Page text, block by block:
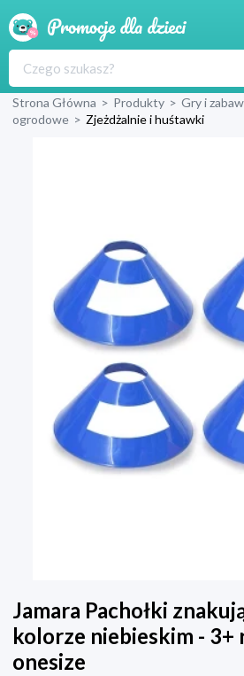
Produkty
Strona Główna > Produkty > Gry i
ogrodowe > Zjeżdżalnie i huśtawki
Jamara Pachołki
kolorze niebieskim - 3+
onesize